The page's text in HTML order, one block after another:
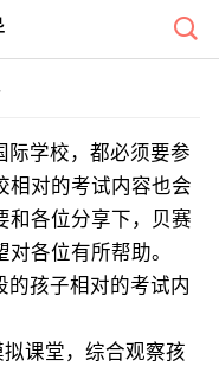
际学校，都必须要参
相对的考试内容也会
和各位分享下，贝赛
各位有所帮助。
孩子相对的考试内
课堂，综合观察孩